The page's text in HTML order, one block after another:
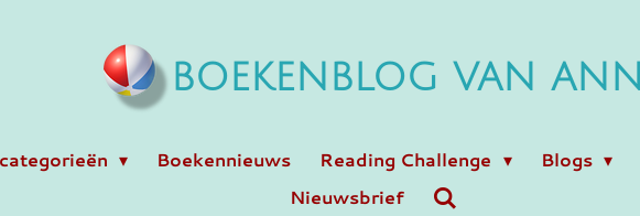
BOEKENBLOG VAN ANN
Boekennieuws Reading Challenge Blogs
Nieuwsbrief